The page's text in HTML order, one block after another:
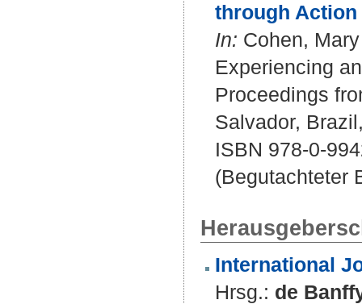
through Action
In: Cohen,
Experiencing
Proceedings
Salvador,
ISBN 978-0-
(Begutachteter
International
Hrsg.: de